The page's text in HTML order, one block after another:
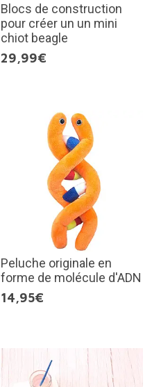
Blocs de construction
pour créer un un mini
chiot beagle
29,99€
Peluche originale en
forme de molécule d'ADN
14,95€